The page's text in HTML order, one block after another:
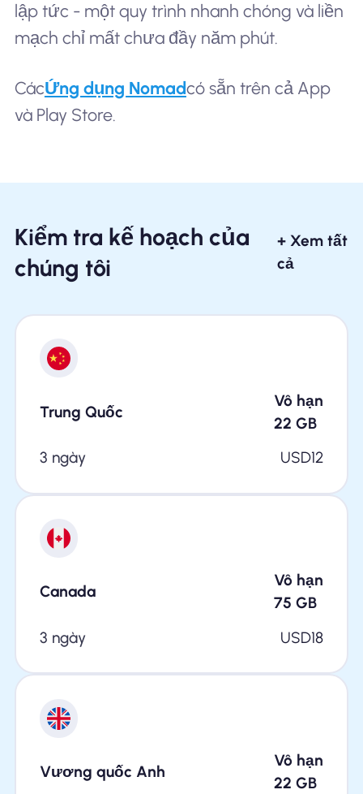
lập tức - một quy trình nhanh chóng và liền
mạch chỉ mất chưa đầy năm phút.
CácỨng dụng Nomadcó sẵn trên cả App
và Play Store.
Kiểm tra kế hoạch của
chúng tôi
+ Xem tất
cả
Trung Quốc
Vô hạn
22 GB
3 ngày
USD12
Canada
Vô hạn
75 GB
3 ngày
USD18
Vương quốc Anh
Vô hạn
22 GB